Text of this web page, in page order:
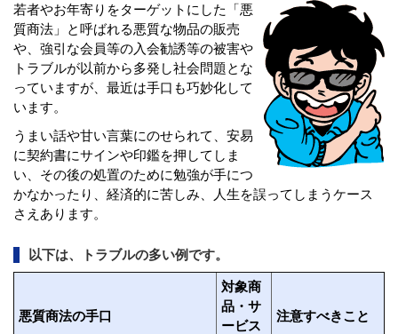
若者やお年寄りをターゲットにした「悪
質商法」と呼ばれる悪質な物品の販売
や、強引な会員等の入会勧誘等の被害や
トラブルが以前から多発し社会問題とな
っていますが、最近は手口も巧妙化して
います。
うまい話や甘い言葉にのせられて、安易
に契約書にサインや印鑑を押してしま
い、その後の処置のために勉強が手につ
かなかったり、経済的に苦しみ、人生を誤ってしまうケース
さえあります。
以下は、トラブルの多い例です。
悪質商法の手口
対象商
品・サ
ービス
注意すべきこと